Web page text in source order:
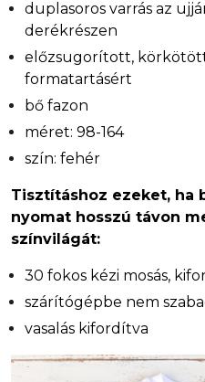
duplasoros varrás az
derékrészen
előzsugorított,
formatartásért
bő fazon
méret: 98-164
szín: fehér
Tisztításhoz ezeket, ha
nyomat hosszú távon
színvilágát:
30 fokos kézi mosás,
szárítógépbe nem
vasalás kifordítva